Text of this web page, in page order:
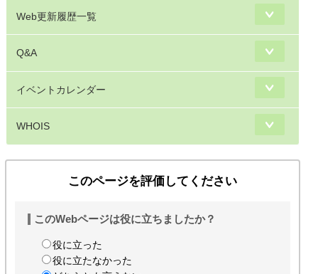
Web更新履歴一覧
Q&A
イベントカレンダー
WHOIS
このページを評価してください
このWebページは役に立ちましたか？
役に立った
役に立たなかった